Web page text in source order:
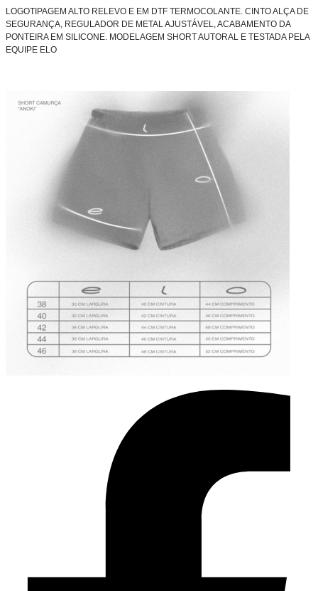
LOGOTIPAGEM ALTO RELEVO E EM DTF TERMOCOLANTE. CINTO ALÇA DE
SEGURANÇA, REGULADOR DE METAL AJUSTÁVEL, ACABAMENTO DA
PONTEIRA EM SILICONE. MODELAGEM SHORT AUTORAL E TESTADA PELA
EQUIPE ELO